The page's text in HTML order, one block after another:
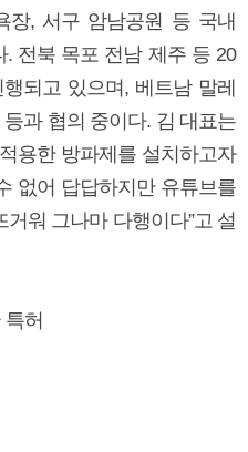
장, 서구 암남공원 등 국내
전북 목포 전남 제주 등 20
되고 있으며, 베트남 말레
과 협의 중이다. 김 대표는
용한 방파제를 설치하고자
없어 답답하지만 유튜브를
워 그나마 다행이다”고 설
허